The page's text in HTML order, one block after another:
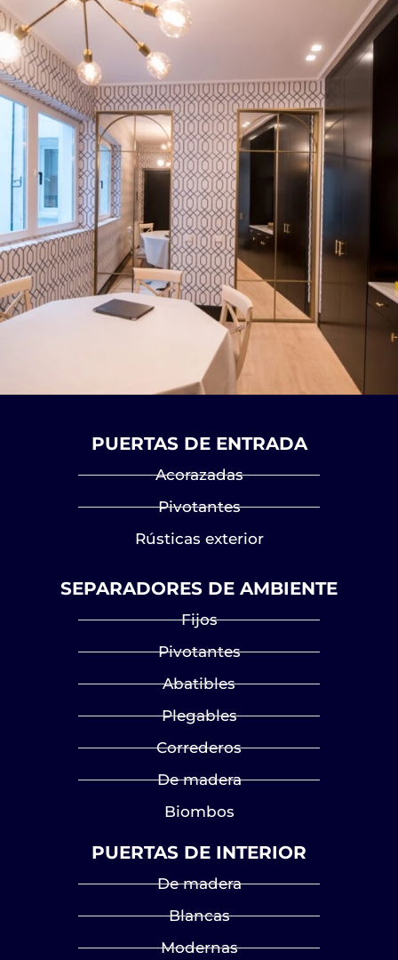
PUERTAS DE ENTRADA
Acorazadas
Pivotantes
Rústicas exterior
SEPARADORES DE AMBIENTE
Fijos
Pivotantes
Abatibles
Plegables
Correderos
De madera
Biombos
PUERTAS DE INTERIOR
De madera
Blancas
Modernas